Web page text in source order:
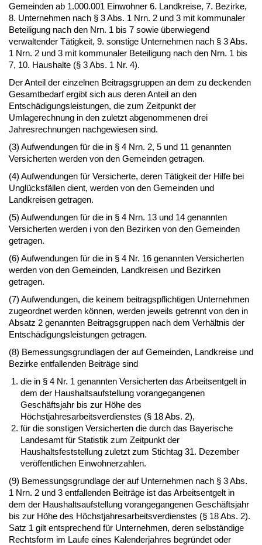
Gemeinden ab 1.000.001 Einwohner 6. Landkreise, 7. Bezirke,
8. Unternehmen nach § 3 Abs. 1 Nrn. 2 und 3 mit kommunaler
Beteiligung nach den Nrn. 1 bis 7 sowie überwiegend
verwaltender Tätigkeit, 9. sonstige Unternehmen nach § 3 Abs.
1 Nrn. 2 und 3 mit kommunaler Beteiligung nach den Nrn. 1 bis
7, 10. Haushalte (§ 3 Abs. 1 Nr. 4).
Der Anteil der einzelnen Beitragsgruppen an dem zu deckenden
Gesamtbedarf ergibt sich aus deren Anteil an den
Entschädigungsleistungen, die zum Zeitpunkt der
Umlagerechnung in den zuletzt abgenommenen drei
Jahresrechnungen nachgewiesen sind.
(3) Aufwendungen für die in § 4 Nrn. 2, 5 und 11 genannten
Versicherten werden von den Gemeinden getragen.
(4) Aufwendungen für Versicherte, deren Tätigkeit der Hilfe bei
Unglücksfällen dient, werden von den Gemeinden und
Landkreisen getragen.
(5) Aufwendungen für die in § 4 Nrn. 13 und 14 genannten
Versicherten werden i von den Bezirken von den Gemeinden
getragen.
(6) Aufwendungen für die in § 4 Nr. 16 genannten Versicherten
werden von den Gemeinden, Landkreisen und Bezirken
getragen.
(7) Aufwendungen, die keinem beitragspflichtigen Unternehmen
zugeordnet werden können, werden jeweils getrennt von den in
Absatz 2 genannten Beitragsgruppen nach dem Verhältnis der
Entschädigungsleistungen getragen.
(8) Bemessungsgrundlagen der auf Gemeinden, Landkreise und
Bezirke entfallenden Beiträge sind
die in § 4 Nr. 1 genannten Versicherten das Arbeitsentgelt in
dem der Haushaltsaufstellung vorangegangenen
Geschäftsjahr bis zur Höhe des
Höchstjahresarbeitsverdienstes (§ 18 Abs. 2),
für die sonstigen Versicherten die durch das Bayerische
Landesamt für Statistik zum Zeitpunkt der
Haushaltsfeststellung zuletzt zum Stichtag 31. Dezember
veröffentlichen Einwohnerzahlen.
(9) Bemessungsgrundlage der auf Unternehmen nach § 3 Abs.
1 Nrn. 2 und 3 entfallenden Beiträge ist das Arbeitsentgelt in
dem der Haushaltsaufstellung vorangegangenen Geschäftsjahr
bis zur Höhe des Höchstjahresarbeitsverdienstes (§ 18 Abs. 2).
Satz 1 gilt entsprechend für Unternehmen, deren selbständige
Rechtsform im Laufe eines Kalenderjahres begründet oder